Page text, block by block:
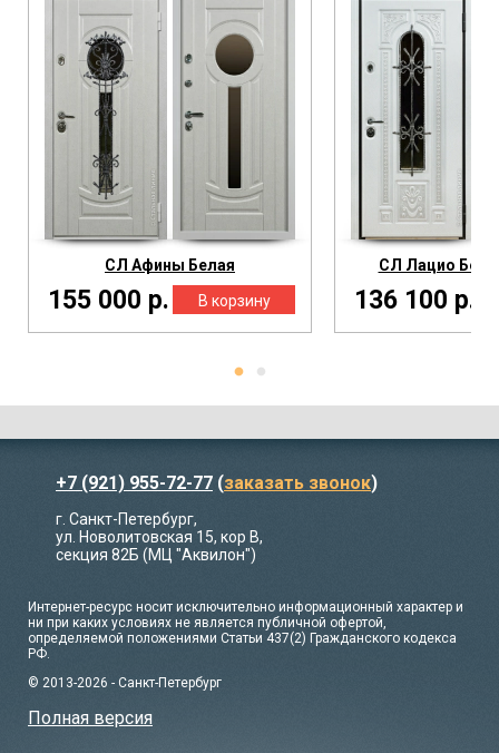
СЛ Афины Белая
155 000 р.
СЛ Лацио
136 100 р.
+7 (921) 955-72-77 (заказать звонок)
г. Санкт-Петербург,
ул. Новолитовская 15, кор В,
секция 82Б (МЦ "Аквилон")
Интернет-ресурс носит исключительно информационный характер и
ни при каких условиях не является публичной офертой,
определяемой положениями Статьи 437(2) Гражданского кодекса
РФ.
© 2013-2026 - Санкт-Петербург
Полная версия